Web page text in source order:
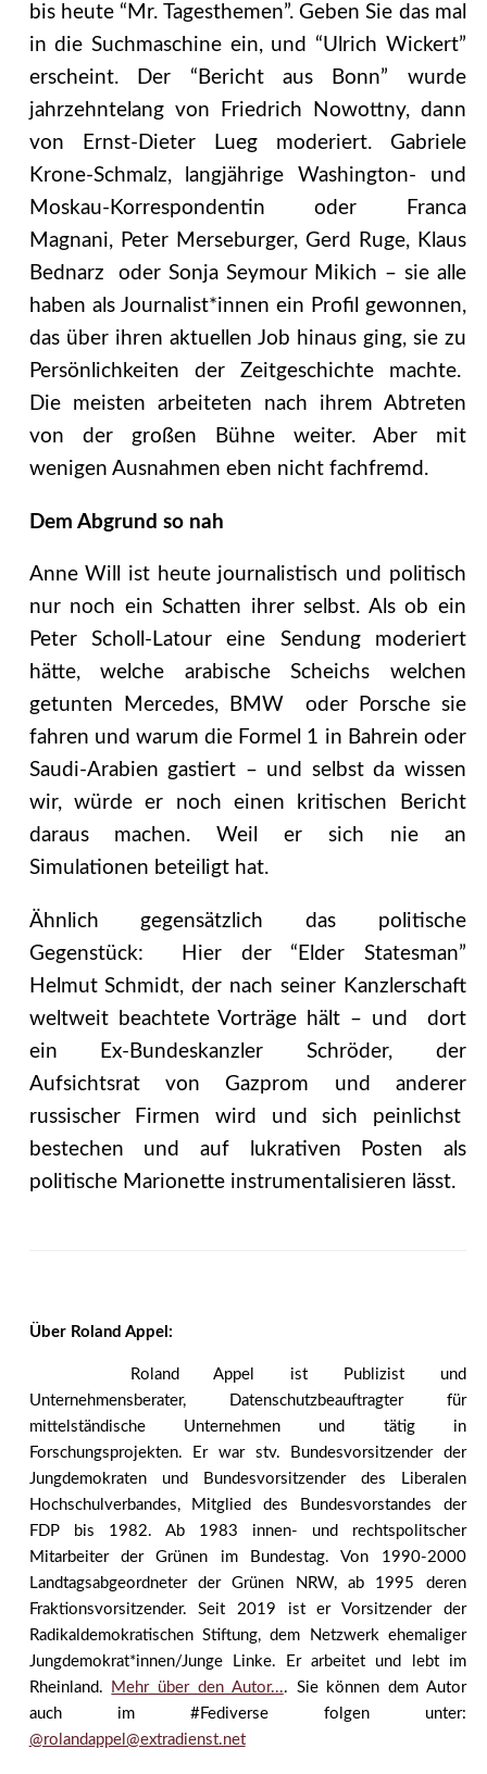
bis heute “Mr. Tagesthemen”. Geben Sie das mal
in die Suchmaschine ein, und “Ulrich Wickert”
erscheint. Der “Bericht aus Bonn” wurde
jahrzehntelang von Friedrich Nowottny, dann
von Ernst-Dieter Lueg moderiert. Gabriele
Krone-Schmalz, langjährige Washington- und
Moskau-Korrespondentin oder Franca
Magnani, Peter Merseburger, Gerd Ruge, Klaus
Bednarz oder Sonja Seymour Mikich – sie alle
haben als Journalist*innen ein Profil gewonnen,
das über ihren aktuellen Job hinaus ging, sie zu
Persönlichkeiten der Zeitgeschichte machte.
Die meisten arbeiteten nach ihrem Abtreten
von der großen Bühne weiter. Aber mit
wenigen Ausnahmen eben nicht fachfremd.
Dem Abgrund so nah
Anne Will ist heute journalistisch und politisch
nur noch ein Schatten ihrer selbst. Als ob ein
Peter Scholl-Latour eine Sendung moderiert
hätte, welche arabische Scheichs welchen
getunten Mercedes, BMW oder Porsche sie
fahren und warum die Formel 1 in Bahrein oder
Saudi-Arabien gastiert – und selbst da wissen
wir, würde er noch einen kritischen Bericht
daraus machen. Weil er sich nie an
Simulationen beteiligt hat.
Ähnlich gegensätzlich das politische
Gegenstück: Hier der “Elder Statesman”
Helmut Schmidt, der nach seiner Kanzlerschaft
weltweit beachtete Vorträge hält – und dort
ein Ex-Bundeskanzler Schröder, der
Aufsichtsrat von Gazprom und anderer
russischer Firmen wird und sich peinlichst
bestechen und auf lukrativen Posten als
politische Marionette instrumentalisieren lässt.
Über Roland Appel:
Roland Appel ist Publizist und
Unternehmensberater, Datenschutzbeauftragter für
mittelständische Unternehmen und tätig in
Forschungsprojekten. Er war stv. Bundesvorsitzender der
Jungdemokraten und Bundesvorsitzender des Liberalen
Hochschulverbandes, Mitglied des Bundesvorstandes der
FDP bis 1982. Ab 1983 innen- und rechtspolitscher
Mitarbeiter der Grünen im Bundestag. Von 1990-2000
Landtagsabgeordneter der Grünen NRW, ab 1995 deren
Fraktionsvorsitzender. Seit 2019 ist er Vorsitzender der
Radikaldemokratischen Stiftung, dem Netzwerk ehemaliger
Jungdemokrat*innen/Junge Linke. Er arbeitet und lebt im
Rheinland.
Mehr über den Autor.... Sie können dem Autor
auch im #Fediverse folgen unter:
@rolandappel@extradienst.net